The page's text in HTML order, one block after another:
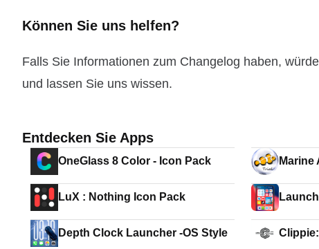
Können Sie uns helfen?
Falls Sie Informationen zum Changelog haben,
und lassen Sie uns wissen.
Entdecken Sie Apps
OneGlass 8 Color - Icon Pack Marine
LuX : Nothing Icon Pack
Depth Clock Launcher -OS Style